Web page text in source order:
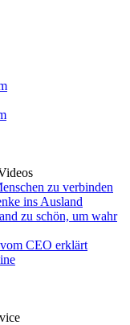
zu verbinden
ins Ausland
zu schön, um wahr
CEO erklärt